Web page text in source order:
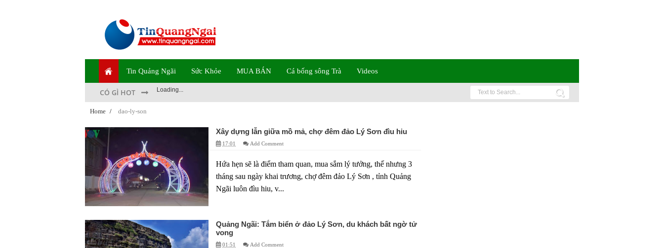
Tin Quảng Ngãi Sức Khỏe MUA BÁN Cá bống sông Trà Videos
CÓ GÌ HOT Loading...
Home / dao-ly-son
Xây dựng lẫn giữa mồ mả, chợ đêm đảo Lý Sơn đìu hiu
17:01 Add Comment
Hứa hẹn sẽ là điểm tham quan, mua sắm lý tưởng, thế nhưng 3
tháng sau ngày khai trương, chợ đêm đảo Lý Sơn , tỉnh Quảng
Ngãi luôn đìu hiu, v...
Quảng Ngãi: Tắm biển ở đảo Lý Sơn, du khách bất ngờ tử
vong
01:51 Add Comment